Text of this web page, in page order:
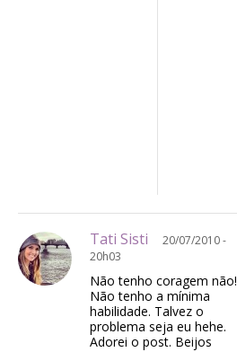
Tati Sisti
20/07/2010 -
20h03
Não tenho coragem não!
Não tenho a mínima
habilidade. Talvez o
problema seja eu hehe.
Adorei o post. Beijos